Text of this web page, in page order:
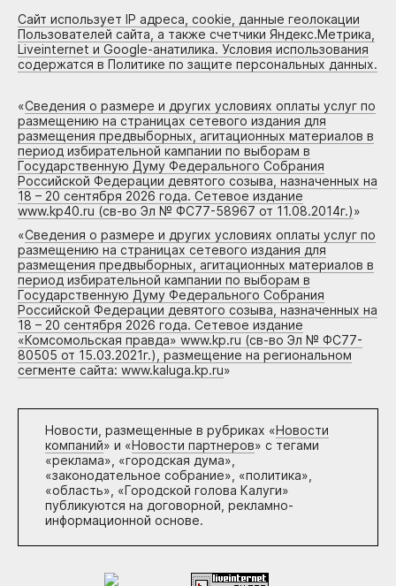
Сайт использует IP адреса, cookie, данные геолокации
Пользователей сайта, а также счетчики Яндекс.Метрика,
Liveinternet и Google-анатилика. Условия использования
содержатся в Политике по защите персональных данных.
«Сведения о размере и других условиях оплаты услуг по
размещению на страницах сетевого издания для
размещения предвыборных, агитационных материалов в
период избирательной кампании по выборам в
Государственную Думу Федерального Собрания
Российской Федерации девятого созыва, назначенных на
18 – 20 сентября 2026 года. Сетевое издание
www.kp40.ru (св-во Эл № ФС77-58967 от 11.08.2014г.)»
«Сведения о размере и других условиях оплаты услуг по
размещению на страницах сетевого издания для
размещения предвыборных, агитационных материалов в
период избирательной кампании по выборам в
Государственную Думу Федерального Собрания
Российской Федерации девятого созыва, назначенных на
18 – 20 сентября 2026 года. Сетевое издание
«Комсомольская правда» www.kp.ru (св-во Эл № ФС77-
80505 от 15.03.2021г.), размещение на региональном
сегменте сайта: www.kaluga.kp.ru»
Новости, размещенные в рубриках «Новости
компаний» и «Новости партнеров» с тегами
«реклама», «городская дума»,
«законодательное собрание», «политика»,
«область», «Городской голова Калуги»
публикуются на договорной, рекламно-
информационной основе.